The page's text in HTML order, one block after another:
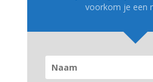
voorkom je een